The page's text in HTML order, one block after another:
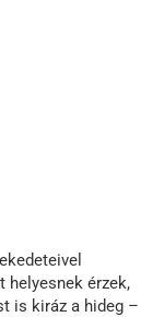
helyesnek érzek,
is kiráz a hideg –